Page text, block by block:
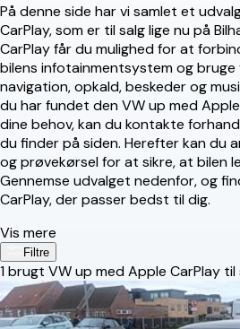
På denne side har vi samlet et
CarPlay, som er til salg lige nu på
CarPlay får du mulighed for at
bilens infotainmentsystem og
navigation, opkald, beskeder og
du har fundet den VW up med
dine behov, kan du kontakte
du finder på siden. Herefter kan du
og prøvekørsel for at sikre, at bilen
Gennemse udvalget nedenfor, og
CarPlay, der passer bedst til dig.
Vis mere
Filtre
1brugt VW up med Apple CarPlay til